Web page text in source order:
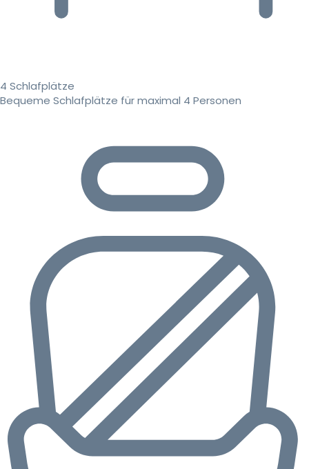
4 Schlafplätze
Bequeme Schlafplätze für maximal 4 Personen